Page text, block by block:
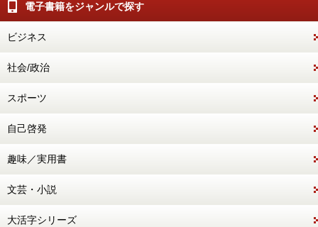
電子書籍をジャンルで探す
ビジネス
社会/政治
スポーツ
自己啓発
趣味／実用書
文芸・小説
大活字シリーズ